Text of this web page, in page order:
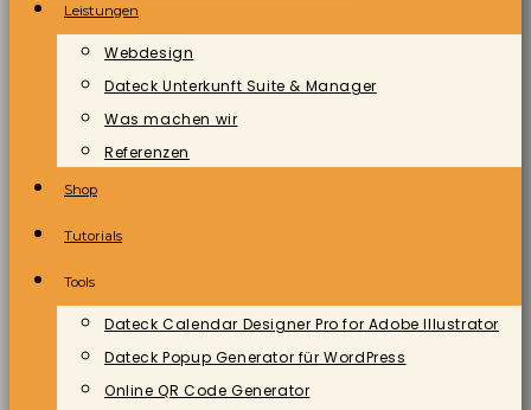
Leistungen
Webdesign
Dateck Unterkunft Suite & Manager
Was machen wir
Referenzen
Shop
Tutorials
Tools
Dateck Calendar Designer Pro for Adobe Illustrator
Dateck Popup Generator für WordPress
Online QR Code Generator